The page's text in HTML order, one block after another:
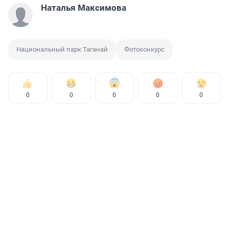
Наталья Максимова
Национальный парк Таганай Фотоконкурс
0 0 0 0 0